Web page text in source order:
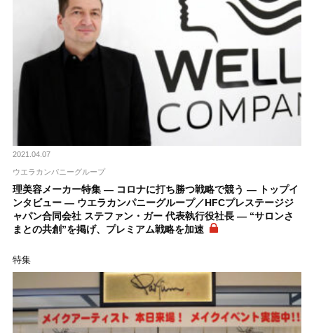
2021.04.07
ウエラカンパニーグループ
理美容メーカー特集 ― コロナに打ち勝つ戦略で競う ― トップイ
ンタビュー ― ウエラカンパニーグループ／HFCプレステージジ
ャパン合同会社 ステファン・ガー 代表執行役社長 ― “サロンさ
まとの共創”を掲げ、プレミアム戦略を加速
特集